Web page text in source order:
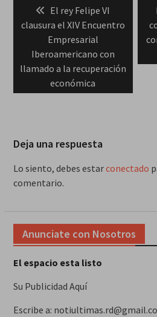
entradas
Previous
post:
El rey Felipe VI
clausura el XIV Encuentro
Empresarial
Iberoamericano con
llamado a la recuperación
económica
Deja una respuesta
Lo siento, debes estarconectado
comentario.
Anunciate con Nosotros
El espacio esta listo
Su Publicidad Aquí
Escribe a: